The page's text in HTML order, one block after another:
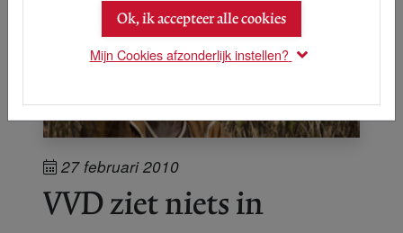
27 februari 2010
VVD ziet niets in
Ok, ik accepteer alle cookies
Mijn Cookies afzonderlijk instellen?